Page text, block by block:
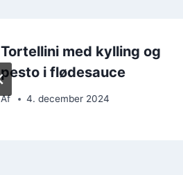
Tortellini med kylling og
pesto i flødesauce
Af 4. december 2024